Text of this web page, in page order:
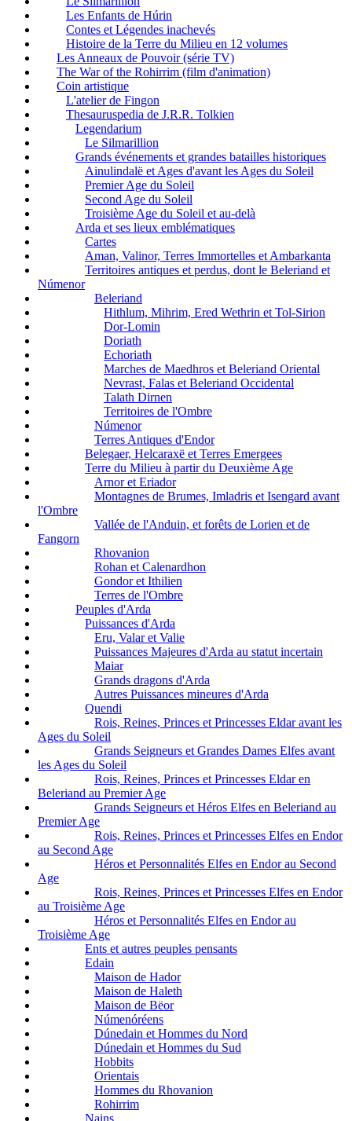
Les Enfants de Húrin
Contes et Légendes inachevés
Histoire de la Terre du Milieu en 12 volumes
Les Anneaux de Pouvoir (série TV)
The War of the Rohirrim (film d'animation)
Coin artistique
L'atelier de Fingon
Thesauruspedia de J.R.R. Tolkien
Legendarium
Le Silmarillion
Grands événements et grandes batailles historiques
Ainulindalë et Ages d'avant les Ages du Soleil
Premier Age du Soleil
Second Age du Soleil
Troisième Age du Soleil et au-delà
Arda et ses lieux emblématiques
Cartes
Aman, Valinor, Terres Immortelles et Ambarkanta
Territoires antiques et perdus, dont le Beleriand et
Númenor
Beleriand
Hithlum, Mihrim, Ered Wethrin et Tol-Sirion
Dor-Lomin
Doriath
Echoriath
Marches de Maedhros et Beleriand Oriental
Nevrast, Falas et Beleriand Occidental
Talath Dirnen
Territoires de l'Ombre
Númenor
Terres Antiques d'Endor
Belegaer, Helcaraxë et Terres Emergees
Terre du Milieu à partir du Deuxième Age
Arnor et Eriador
Montagnes de Brumes, Imladris et Isengard avant
l'Ombre
Vallée de l'Anduin, et forêts de Lorien et de
Fangorn
Rhovanion
Rohan et Calenardhon
Gondor et Ithilien
Terres de l'Ombre
Peuples d'Arda
Puissances d'Arda
Eru, Valar et Valie
Puissances Majeures d'Arda au statut incertain
Maiar
Grands dragons d'Arda
Autres Puissances mineures d'Arda
Quendi
Rois, Reines, Princes et Princesses Eldar avant les
Ages du Soleil
Grands Seigneurs et Grandes Dames Elfes avant
les Ages du Soleil
Rois, Reines, Princes et Princesses Eldar en
Beleriand au Premier Age
Grands Seigneurs et Héros Elfes en Beleriand au
Premier Age
Rois, Reines, Princes et Princesses Elfes en Endor
au Second Age
Héros et Personnalités Elfes en Endor au Second
Age
Rois, Reines, Princes et Princesses Elfes en Endor
au Troisième Age
Héros et Personnalités Elfes en Endor au
Troisième Age
Ents et autres peuples pensants
Edain
Maison de Hador
Maison de Haleth
Maison de Bëor
Númenóréens
Dúnedain et Hommes du Nord
Dúnedain et Hommes du Sud
Hobbits
Orientais
Hommes du Rhovanion
Rohirrim
Nains